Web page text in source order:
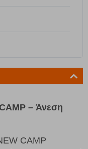
– Άνεση
CAMP